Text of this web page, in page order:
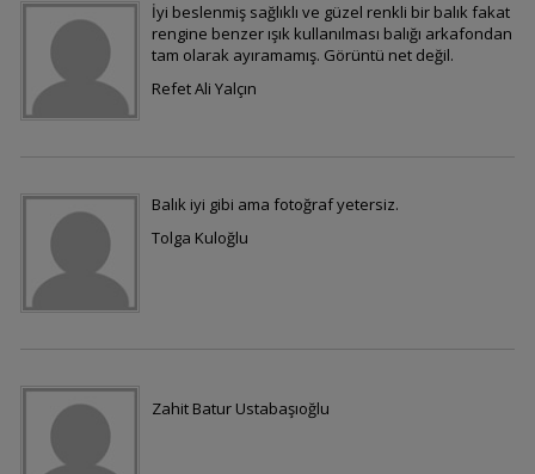
Flower Horn
İyi beslenmiş sağlıklı ve güzel renkli bir balık fakat
rengine benzer ışık kullanılması balığı arkafondan
tam olarak ayıramamış. Görüntü net değil.
Refet Ali Yalçın
Balık iyi gibi ama fotoğraf yetersiz.
Tolga Kuloğlu
Zahit Batur Ustabaşıoğlu